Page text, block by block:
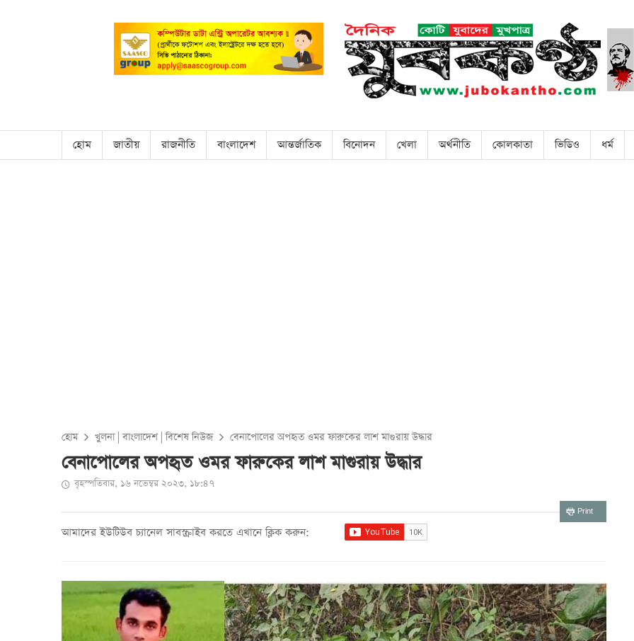
হোম জাতীয় রাজনীতি বাংলাদেশ আন্তর্জাতিক বিনোদন খেলা অর্থনীতি কোলকাতা ভিডিও ধর্ম
হোম খুলনা|বাংলাদেশ|বিশেষ নিউজ বেনাপোলের অপহৃত ওমর ফারুকের লাশ মাগুরায় উদ্ধার
বেনাপোলের অপহৃত ওমর ফারুকের লাশ মাগুরায় উদ্ধার
বৃহস্পতিবার, ১৬ নভেম্বর ২০২৩, ১৮:৪৭
Print
আমাদের ইউটিউব চ্যানেল সাবস্ক্রাইব করতে এখানে ক্লিক করুন: